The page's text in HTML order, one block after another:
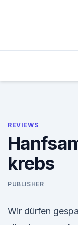
REVIEWS
krebs
PUBLISHER
Wir dürfen